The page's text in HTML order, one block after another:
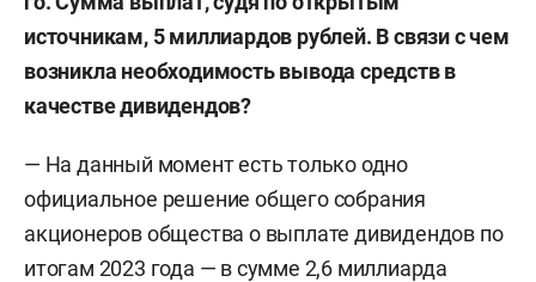
источникам, 5 миллиардов рублей. В связи с чем
возникла необходимость вывода средств в
качестве дивидендов?
— На данный момент есть только одно
официальное решение общего собрания
акционеров общества о выплате дивидендов по
итогам 2023 года — в сумме 2,6 миллиарда